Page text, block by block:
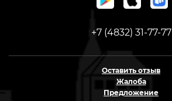
+7 (4832) 31-77-77
Оставить отзыв
Жалоба
Предложение